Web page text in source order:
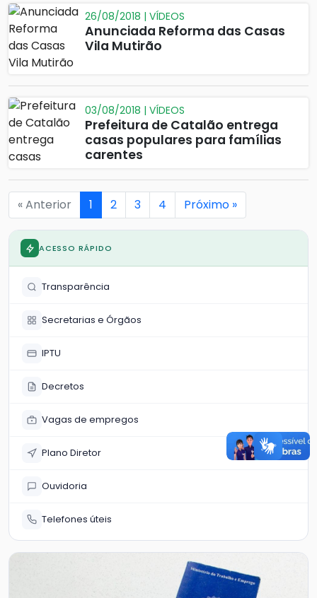
26/08/2018 | VÍDEOS
Anunciada Reforma das Casas
Vila Mutirão
03/08/2018 | VÍDEOS
Prefeitura de Catalão entrega
casas populares para famílias
carentes
« Anterior 1 2 3 4 Próximo »
ACESSO RÁPIDO
Transparência
Secretarias e Órgãos
IPTU
Decretos
Vagas de empregos
Plano Diretor
Ouvidoria
Telefones úteis